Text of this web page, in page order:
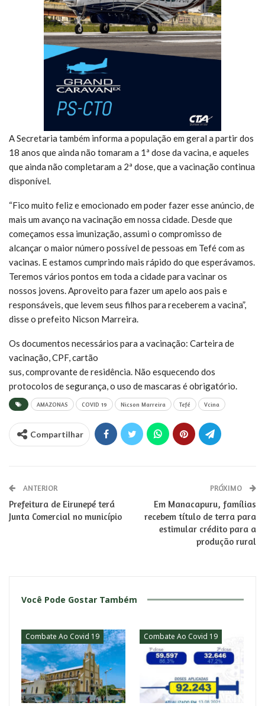
A Secretaria também informa a população em geral a partir dos
18 anos que ainda não tomaram a 1ª dose da vacina, e aqueles
que ainda não completaram a 2ª dose, que a vacinação continua
disponível.
“Fico muito feliz e emocionado em poder fazer esse anúncio, de
mais um avanço na vacinação em nossa cidade. Desde que
começamos essa imunização, assumi o compromisso de
alcançar o maior número possível de pessoas em Tefé com as
vacinas. E estamos cumprindo mais rápido do que esperávamos.
Teremos vários pontos em toda a cidade para vacinar os
nossos jovens. Aproveito para fazer um apelo aos pais e
responsáveis, que levem seus filhos para receberem a vacina”,
disse o prefeito Nicson Marreira.
Os documentos necessários para a vacinação: Carteira de
vacinação, CPF, cartão
sus, comprovante de residência. Não esquecendo dos
protocolos de segurança, o uso de mascaras é obrigatório.
AMAZONAS COVID 19 Nicson Marreira Tefé Vcina
Compartilhar
ANTERIOR
Prefeitura de Eirunepé terá
Junta Comercial no município
PRÓXIMO
Em Manacapuru, famílias
recebem título de terra para
estimular crédito para a
produção rural
Você Pode Gostar Também
Combate Ao Covid 19 Combate Ao Covid 19